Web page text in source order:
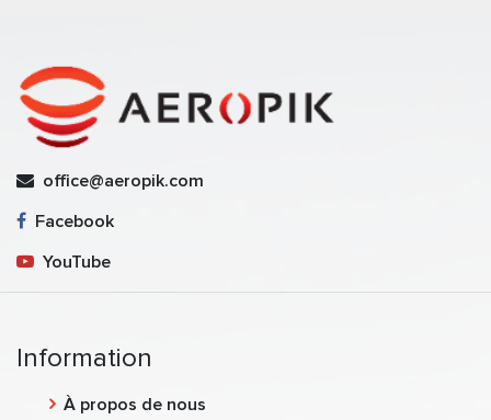
office@aeropik.com
Facebook
YouTube
Information
À propos de nous